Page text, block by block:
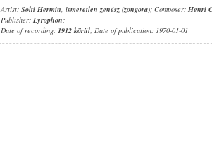
Artist: Solti Hermin, ismeretlen zenész (zongora); Composer: Henri
Publisher: Lyrophon;
Date of recording: 1912 körül; Date of publication: 1970-01-01